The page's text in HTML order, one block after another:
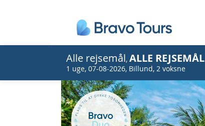
Alle rejsemål, ALLE REJSEMÅL
1 uge, 07-08-2026, Billund, 2 voksne